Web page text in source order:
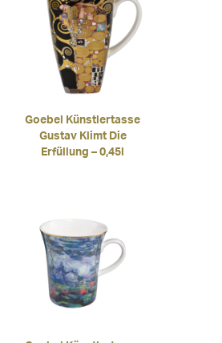
Goebel Künstlertasse
Gustav Klimt Die
Erfüllung – 0,45l